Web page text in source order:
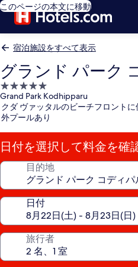
このページの本文に移動
宿泊施設をすべて表示
グランド パーク
5.0
つ
星
宿
泊
施
設
Grand Park Kodhipparu
クダ ヴァッタルのビーチフロント
外プールあり
日付を選択して料金を確
目的地
日付
旅行者